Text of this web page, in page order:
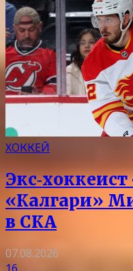
ХОККЕЙ
«Калгари»
в СКА
07.08.2026